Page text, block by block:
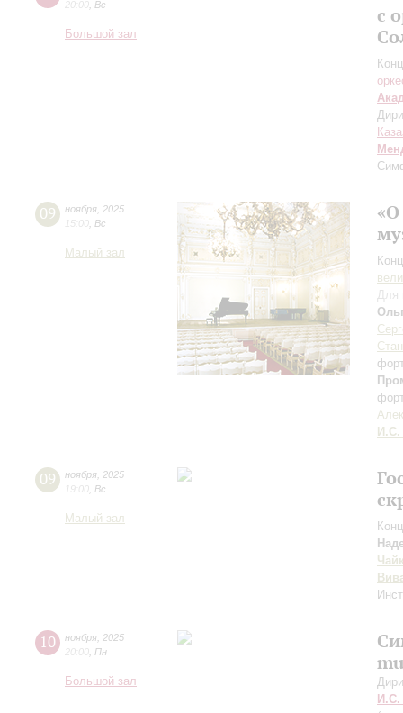
20:00 Вс
Большой зал
с
09 ноября 2025
15:00 Вс
Малый зал
Для
И.С.
09 ноября 2025
19:00 Вс
Малый зал
10 ноября 2025
20:00 Пн
Большой зал
И.С.